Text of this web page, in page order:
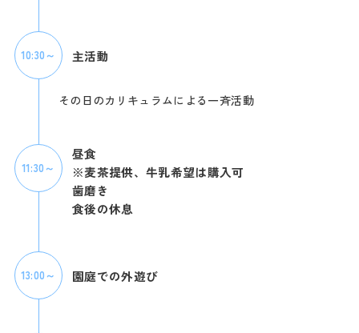
10:30～ 主活動
その日のカリキュラムによる一斉活動
11:30～
昼食
※麦茶提供、牛乳希望は購入可
歯磨き
食後の休息
13:00～ 園庭での外遊び